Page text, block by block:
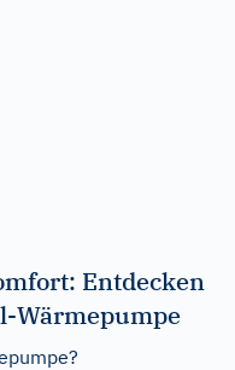
Entdecken
Wärmepumpe